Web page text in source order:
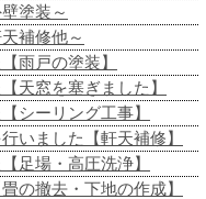
塗装～
補修他～
雨戸の塗装】
天窓を塞ぎました】
シーリング工事】
いました【軒天補修】
足場・高圧洗浄】
の撤去・下地の作成】